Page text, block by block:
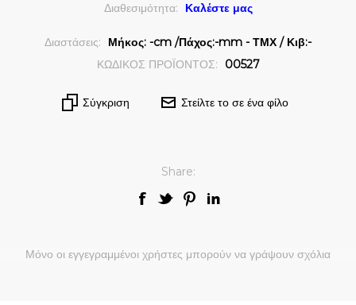
Διαθεσιμότητα: Καλέστε μας
Διαστάσεις:
Μήκος: -cm /Πάχος:-mm - ΤΜΧ / Κιβ:-
ΚΩΔΙΚΟΣ ΠΡΟΪΟΝΤΟΣ:
00527
Σύγκριση Στείλτε το σε ένα φίλο
Share:
Μόνο οι εγγεγραμμένοι χρήστες μπορούν να γράψουν σχόλια